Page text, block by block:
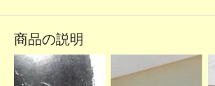
商品の説明